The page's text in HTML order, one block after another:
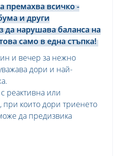
премахва всичко -
и други
да нарушава баланса на
само в една стъпка!
и вечер за нежно
дори и най-
реактивна или
при които дори триенето
да предизвика